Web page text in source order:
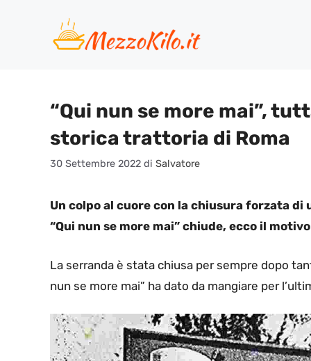
contenuto
“Qui nun se more mai”,
storica trattoria di Roma
30 Settembre 2022 di Salvatore
Un colpo al cuore con la chiusura forzata
“Qui nun se more mai” chiude, ecco il motivo
La serranda è stata chiusa per sempre dopo
nun se more mai” ha dato da mangiare per